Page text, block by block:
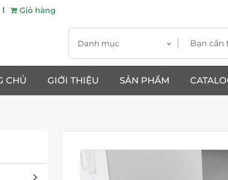
Giỏ hàng
Danh mục
CHỦ GIỚI THIỆU SẢN PHẨM